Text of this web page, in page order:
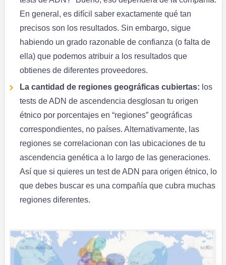
En general, es difícil saber exactamente qué tan
precisos son los resultados. Sin embargo, sigue
habiendo un grado razonable de confianza (o falta de
ella) que podemos atribuir a los resultados que
obtienes de diferentes proveedores.
La cantidad de regiones geográficas cubiertas: los
tests de ADN de ascendencia desglosan tu origen
étnico por porcentajes en “regiones” geográficas
correspondientes, no países. Alternativamente, las
regiones se correlacionan con las ubicaciones de tu
ascendencia genética a lo largo de las generaciones.
Así que si quieres un test de ADN para origen étnico, lo
que debes buscar es una compañía que cubra muchas
regiones diferentes.